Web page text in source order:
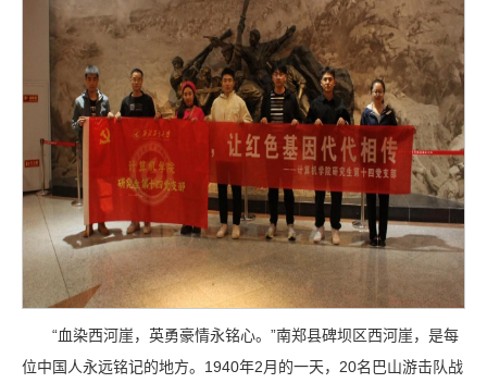
“血染西河崖，英勇豪情永铭心。”南郑县碑坝区西河崖，是每
位中国人永远铭记的地方。1940年2月的一天，20名巴山游击队战